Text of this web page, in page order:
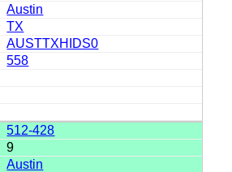
Austin
TX
AUSTTXHIDS0
558
512-428
9
Austin